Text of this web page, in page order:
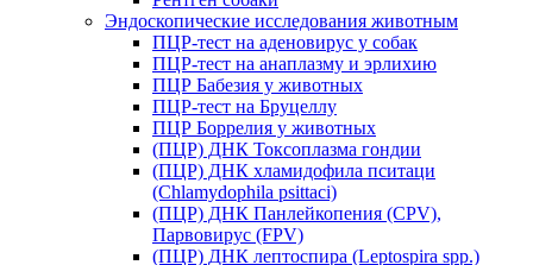
Эндоскопические исследования животным
ПЦР-тест на аденовирус у собак
ПЦР-тест на анаплазму и эрлихию
ПЦР Бабезия у животных
ПЦР-тест на Бруцеллу
ПЦР Боррелия у животных
(ПЦР) ДНК Токсоплазма гондии
(ПЦР) ДНК хламидофила пситаци
(Chlamydophila psittaci)
(ПЦР) ДНК Панлейкопения (CPV),
Парвовирус (FPV)
(ПЦР) ДНК лептоспира (Leptospira spp.)